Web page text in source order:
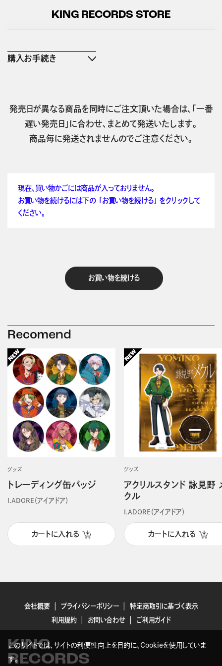
KING RECORDS STORE
購入お手続き
発売日が異なる商品を同時にご注文頂いた場合は、「一番
遅い発売日」に合わせ、まとめて発送いたします。
商品毎に発送されませんのでご注意ください。
現在、買い物かごには商品が入っておりません。
お買い物を続けるには下の 「お買い物を続ける」 をクリックして
ください。
お買い物を続ける
Recomend
グッズ
トレーディング缶バッジ
I.ADORE（アイアドア）
カートに入れる
グッズ
アクリルスタンド 詠見野
クル
I.ADORE（アイアドア）
カートに入れる
会社概要 プライバシーポリシー
特定商取引に基づく表示
利用規約
お問い合わせ ご利用ガイド
KING
RECORDS
このサイトでは、サイトの利便性向上を目的に、Cookieを使用していま
す。